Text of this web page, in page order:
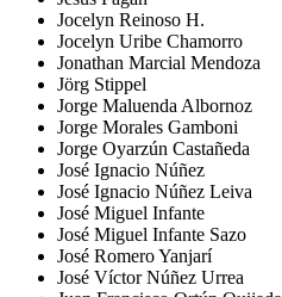
Jocelyn Reinoso H.
Jocelyn Uribe Chamorro
Jonathan Marcial Mendoza
Jörg Stippel
Jorge Maluenda Albornoz
Jorge Morales Gamboni
Jorge Oyarzún Castañeda
José Ignacio Núñez
José Ignacio Núñez Leiva
José Miguel Infante
José Miguel Infante Sazo
José Romero Yanjarí
José Víctor Núñez Urrea